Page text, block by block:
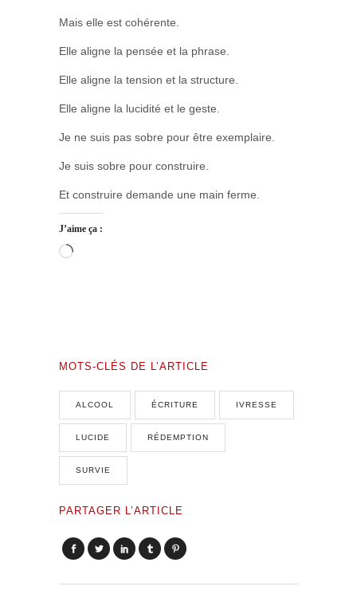
Mais elle est cohérente.
Elle aligne la pensée et la phrase.
Elle aligne la tension et la structure.
Elle aligne la lucidité et le geste.
Je ne suis pas sobre pour être exemplaire.
Je suis sobre pour construire.
Et construire demande une main ferme.
J’aime ça :
Chargement…
MOTS-CLÉS DE L’ARTICLE
ALCOOL ÉCRITURE IVRESSE
LUCIDE RÉDEMPTION
SURVIE
PARTAGER L’ARTICLE